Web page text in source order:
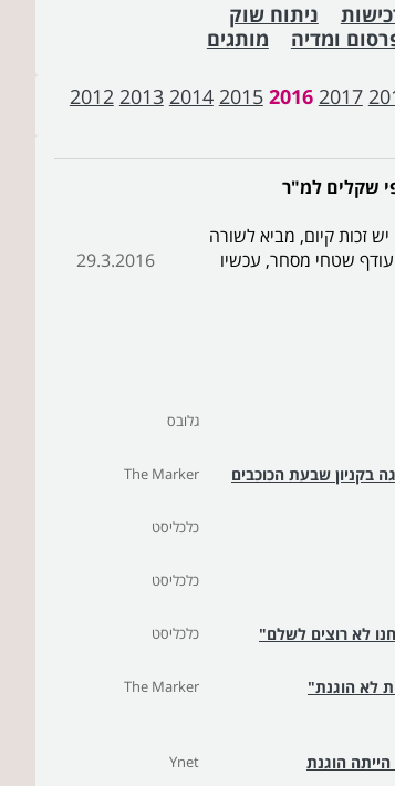
ניתוח שוק
ומדיה
מותגים
2017
2016
2015
2014
2013
2012
שקלים למ"ר
זכות קיום, מביא לשורה
שטחי מסחר, עכשיו
29.3.2016
גלובס
בקניון שבעת הכוכבים
The Marker
כלכליסט
כלכליסט
לא רוצים לשלם" כלכליסט
לא הוגנת" The Marker
הוגנת Ynet